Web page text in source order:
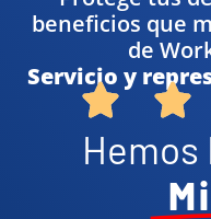
beneficios que
de
Servicio y
Hemos